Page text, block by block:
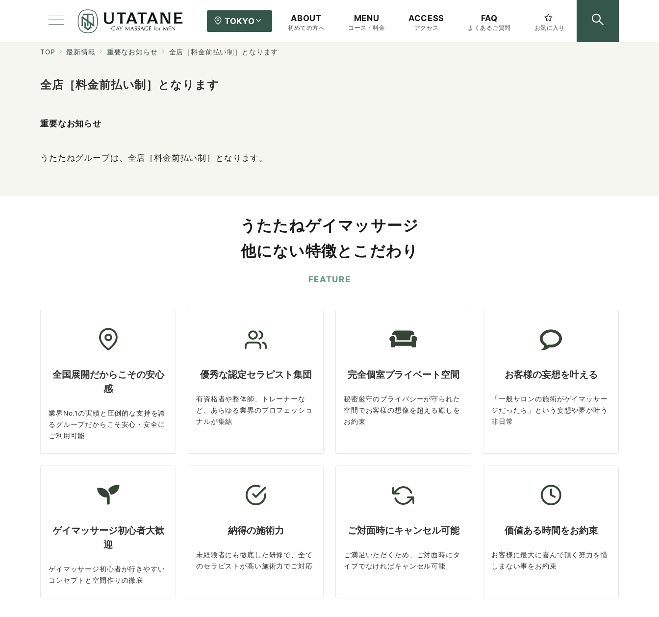
TOKYO ABOUT
初めての方へ
MENU
コース・料金
ACCESS
アクセス
FAQ
よくあるご質問 お気に入り
TOP 最新情報 重要なお知らせ 全店［料金前払い制］となります
全店［料金前払い制］となります
重要なお知らせ
うたたねグループは、全店［料金前払い制］となります。
うたたねゲイマッサージ
他にない特徴とこだわり
FEATURE
全国展開だからこその安心
感
業界No.1の実績と圧倒的な支持を誇
るグループだからこそ安心・安全に
ご利用可能
優秀な認定セラピスト集団
有資格者や整体師、トレーナーな
ど、あらゆる業界のプロフェッショ
ナルが集結
完全個室プライベート空間
秘密厳守のプライバシーが守られた
空間でお客様の想像を超える癒しを
お約束
お客様の妄想を叶える
「一般サロンの施術がゲイマッサー
ジだったら」という妄想や夢が叶う
非日常
ゲイマッサージ初心者大歓
迎
ゲイマッサージ初心者が行きやすい
コンセプトと空間作りの徹底
納得の施術力
未経験者にも徹底した研修で、全て
のセラピストが高い施術力でご対応
ご対面時にキャンセル可能
ご満足いただくため、ご対面時にタ
イプでなければキャンセル可能
価値ある時間をお約束
お客様に最大に喜んで頂く努力を惜
しまない事をお約束